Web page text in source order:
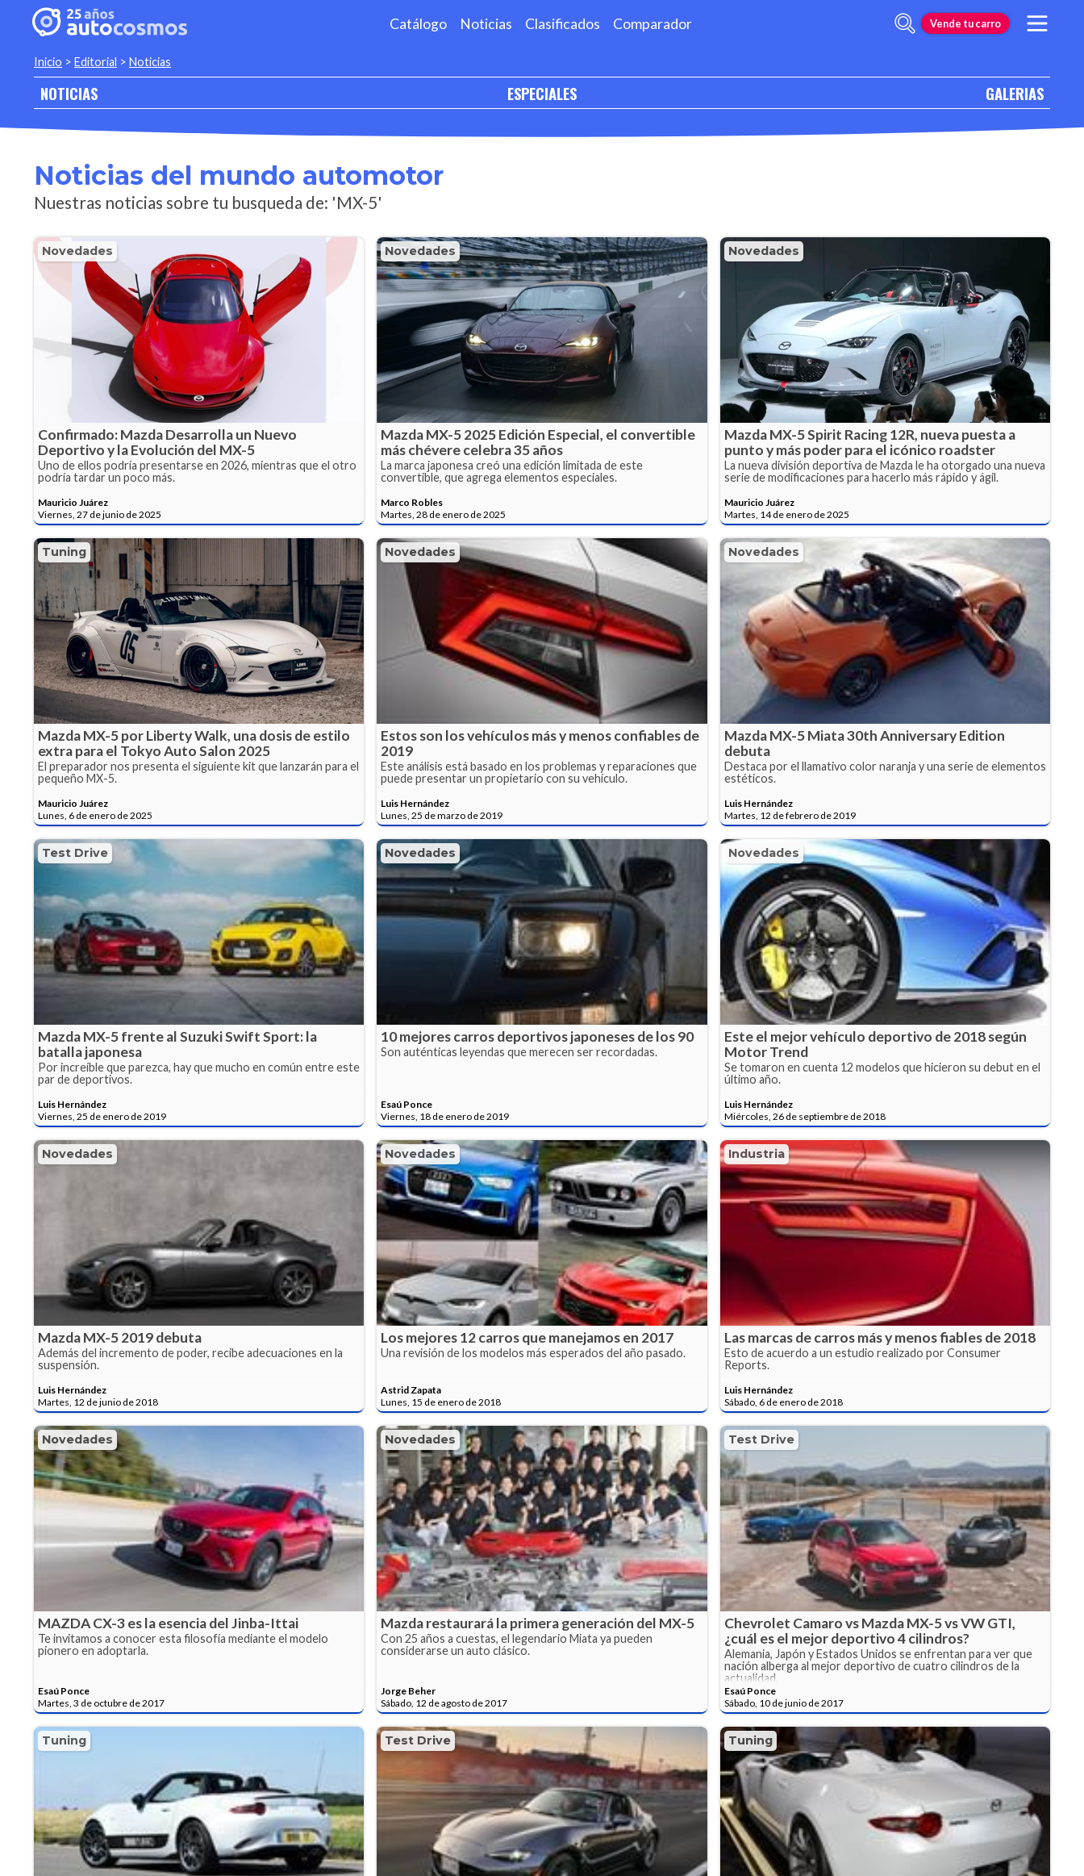
Catálogo Noticias Clasificados Comparador Vende tu carro
Inicio > Editorial > Noticias
NOTICIAS ESPECIALES GALERIAS
Noticias del mundo automotor
Nuestras noticias sobre tu busqueda de: 'MX-5'
Novedades
Confirmado: Mazda Desarrolla un Nuevo
Deportivo y la Evolución del MX-5
Uno de ellos podría presentarse en 2026, mientras que el otro
podría tardar un poco más.
Mauricio Juárez
Viernes, 27 de junio de 2025
Novedades
Mazda MX-5 2025 Edición Especial, el convertible
más chévere celebra 35 años
La marca japonesa creó una edición limitada de este
convertible, que agrega elementos especiales.
Marco Robles
Martes, 28 de enero de 2025
Novedades
Mazda MX-5 Spirit Racing 12R, nueva puesta a
punto y más poder para el icónico roadster
La nueva división deportiva de Mazda le ha otorgado una nueva
serie de modificaciones para hacerlo más rápido y ágil.
Mauricio Juárez
Martes, 14 de enero de 2025
Tuning
Mazda MX-5 por Liberty Walk, una dosis de estilo
extra para el Tokyo Auto Salon 2025
El preparador nos presenta el siguiente kit que lanzarán para el
pequeño MX-5.
Mauricio Juárez
Lunes, 6 de enero de 2025
Novedades
Estos son los vehículos más y menos confiables de
2019
Este análisis está basado en los problemas y reparaciones que
puede presentar un propietario con su vehículo.
Luis Hernández
Lunes, 25 de marzo de 2019
Novedades
Mazda MX-5 Miata 30th Anniversary Edition
debuta
Destaca por el llamativo color naranja y una serie de elementos
estéticos.
Luis Hernández
Martes, 12 de febrero de 2019
Test Drive
Mazda MX-5 frente al Suzuki Swift Sport: la
batalla japonesa
Por increíble que parezca, hay que mucho en común entre este
par de deportivos.
Luis Hernández
Viernes, 25 de enero de 2019
Novedades
10 mejores carros deportivos japoneses de los 90
Son auténticas leyendas que merecen ser recordadas.
Esaú Ponce
Viernes, 18 de enero de 2019
Novedades
Este el mejor vehículo deportivo de 2018 según
Motor Trend
Se tomaron en cuenta 12 modelos que hicieron su debut en el
último año.
Luis Hernández
Miércoles, 26 de septiembre de 2018
Novedades
Mazda MX-5 2019 debuta
Además del incremento de poder, recibe adecuaciones en la
suspensión.
Luis Hernández
Martes, 12 de junio de 2018
Novedades
Los mejores 12 carros que manejamos en 2017
Una revisión de los modelos más esperados del año pasado.
Astrid Zapata
Lunes, 15 de enero de 2018
Industria
Las marcas de carros más y menos fiables de 2018
Esto de acuerdo a un estudio realizado por Consumer
Reports.
Luis Hernández
Sábado, 6 de enero de 2018
Novedades
MAZDA CX-3 es la esencia del Jinba-Ittai
Te invitamos a conocer esta filosofía mediante el modelo
pionero en adoptarla.
Esaú Ponce
Martes, 3 de octubre de 2017
Novedades
Mazda restaurará la primera generación del MX-5
Con 25 años a cuestas, el legendario Miata ya pueden
considerarse un auto clásico.
Jorge Beher
Sábado, 12 de agosto de 2017
Test Drive
Chevrolet Camaro vs Mazda MX-5 vs VW GTI,
¿cuál es el mejor deportivo 4 cilindros?
Alemania, Japón y Estados Unidos se enfrentan para ver que
nación alberga al mejor deportivo de cuatro cilindros de la
actualidad.
Esaú Ponce
Sábado, 10 de junio de 2017
Tuning Test Drive Tuning